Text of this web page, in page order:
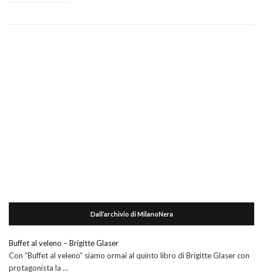
Dall’archivio di MilanoNera
Buffet al veleno – Brigitte Glaser
Con “Buffet al veleno” siamo ormai al quinto libro di Brigitte Glaser con
protagonista la …